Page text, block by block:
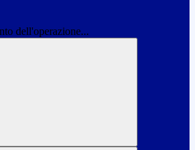
dell'operazione...